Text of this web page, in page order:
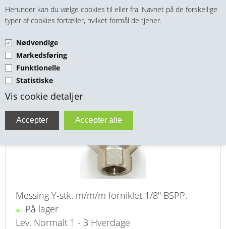
Herunder kan du vælge cookies til eller fra. Navnet på de forskellige
typer af cookies fortæller, hvilket formål de tjener.
Nødvendige
Markedsføring
Funktionelle
Statistiske
Vis cookie detaljer
HANER & VENTILER
SLANGER, KOBLINGER & TILBEHØR
RØR & TILBEHØR
TEKNIK & AUTOMATIK
VA FITTINGS & VENTILER
ENTREPENØRARBEJDE- & UDSTYR
VÆRKTØJ
BEFÆSTIGELSE
Y-STK. M/M/M FORNIKLET
MS
Y-stk. 1/8" m/m/m Forniklet messing
Messing Y-stk. m/m/m forniklet 1/8" BSPP.
På lager
Lev. Normalt 1 - 3 Hverdage